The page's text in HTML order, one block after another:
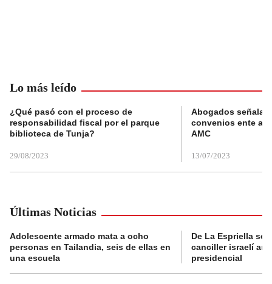
Lo más leído
¿Qué pasó con el proceso de
responsabilidad fiscal por el parque
biblioteca de Tunja?
29/08/2023
Abogados
convenios ente
AMC
13/07/2023
Últimas Noticias
Adolescente armado mata a ocho
personas en Tailandia, seis de ellas en
una escuela
De La Espriella se
canciller israelí
presidencial